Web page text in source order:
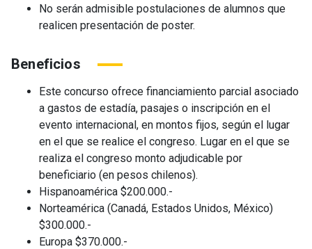
No serán admisible postulaciones de alumnos que
realicen presentación de poster.
Beneficios
Este concurso ofrece financiamiento parcial asociado
a gastos de estadía, pasajes o inscripción en el
evento internacional, en montos fijos, según el lugar
en el que se realice el congreso. Lugar en el que se
realiza el congreso monto adjudicable por
beneficiario (en pesos chilenos).
Hispanoamérica $200.000.-
Norteamérica (Canadá, Estados Unidos, México)
$300.000.-
Europa $370.000.-